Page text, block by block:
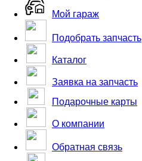
Мой гараж
Подобрать запчасть
Каталог
Заявка на запчасть
Подарочные карты
О компании
Обратная связь